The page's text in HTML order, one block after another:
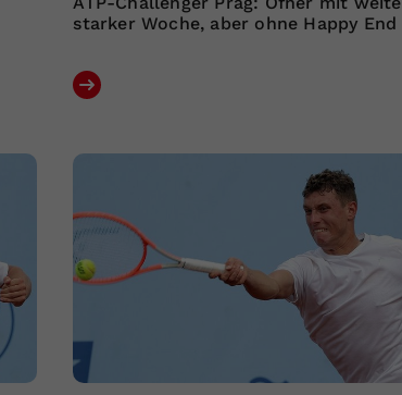
starker Woche, aber ohne Happy End